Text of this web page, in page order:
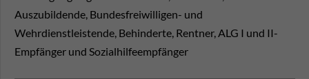
Auszubildende, Bundesfreiwilligen- und
Wehrdienstleistende, Behinderte, Rentner, ALG I und II-
Empfänger und Sozialhilfeempfänger